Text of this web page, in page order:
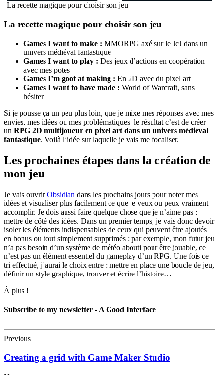
La recette magique pour choisir son jeu
La recette magique pour choisir son jeu
Games I want to make : MMORPG axé sur le JcJ dans un
univers médiéval fantastique
Games I want to play : Des jeux d’actions en coopération
avec mes potes
Games I’m goot at making : En 2D avec du pixel art
Games I want to have made : World of Warcraft, sans
hésiter
Si je pousse ça un peu plus loin, que je mixe mes réponses avec mes
envies, mes idées ou mes problématiques, le résultat c’est de créer
un RPG 2D multijoueur en pixel art dans un univers médiéval
fantastique. Voilà l’idée sur laquelle je vais me focaliser.
Les prochaines étapes dans la création de
mon jeu
Je vais ouvrirObsidian dans les prochains jours pour noter mes
idées et visualiser plus facilement ce que je veux ou peux vraiment
accomplir. Je dois aussi faire quelque chose que je n’aime pas :
mettre de côté des idées. Dans un premier temps, je vais donc devoir
isoler les éléments indispensables de ceux qui peuvent être ajoutés
en bonus ou tout simplement supprimés : par exemple, mon futur jeu
n’a pas besoin d’un système de météo abouti pour être jouable, ce
n’est pas un élément essentiel du gameplay d’un RPG. Une fois ce
tri effectué, j’aurai le choix entre : mettre en place une boucle de jeu,
définir un style graphique, trouver et écrire l’histoire…
À plus !
Subscribe to my newsletter - A Good Interface
Previous
Creating a grid with Game Maker Studio